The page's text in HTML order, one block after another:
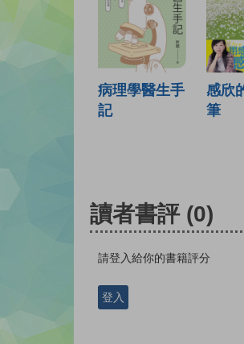
病理學醫生手
記
感欣
筆
讀者書評 (0)
請登入給你的書籍評分
登入